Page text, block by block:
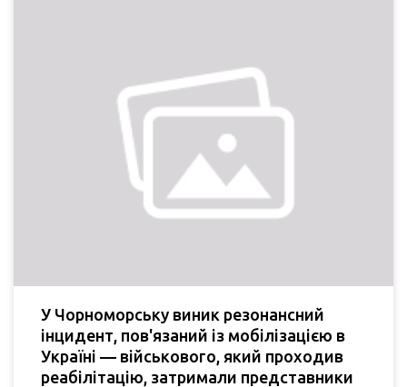
У Чорноморську виник резонансний
інцидент, пов'язаний із мобілізацією в
Україні — військового, який проходив
реабілітацію, затримали представники